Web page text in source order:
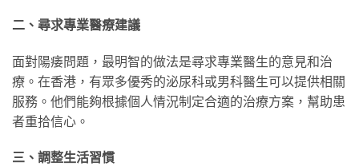
二、尋求專業醫療建議
面對陽痿問題，最明智的做法是尋求專業醫生的意見和治
療。在香港，有眾多優秀的泌尿科或男科醫生可以提供相關
服務。他們能夠根據個人情況制定合適的治療方案，幫助患
者重拾信心。
三、調整生活習慣